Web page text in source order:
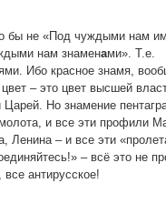
бы не «Под чуждыми нам
нам знаменами». Т.е.
Ибо красное знамя,
– это цвет высшей
Царей. Но знамение
и все эти профили
Ленина – и все эти
– всё это не
все антирусское!